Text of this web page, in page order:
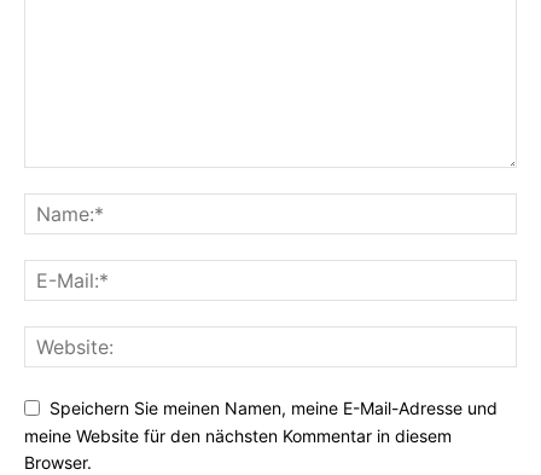
Speichern Sie meinen Namen, meine E-Mail-Adresse und
meine Website für den nächsten Kommentar in diesem
Browser.